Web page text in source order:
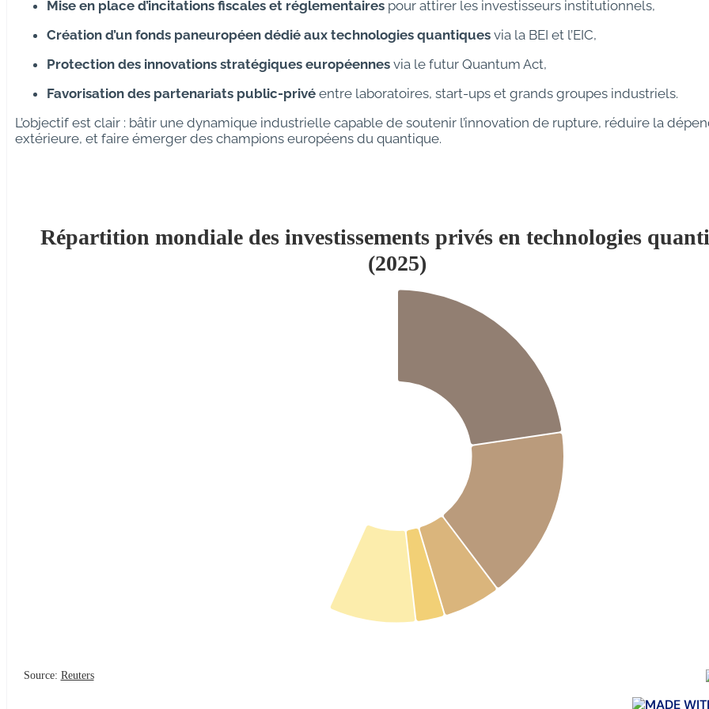
Mise en place d’incitations fiscales et réglementaires pour attirer les investisseurs institutionnels,
Création d’un fonds paneuropéen dédié aux technologies quantiques via la BEI et l’EIC,
Protection des innovations stratégiques européennes via le futur Quantum Act,
Favorisation des partenariats public-privé entre laboratoires, start-ups et grands groupes industriels.
L’objectif est clair : bâtir une dynamique industrielle capable de soutenir l’innovation de rupture, réduire la
extérieure, et faire émerger des champions européens du quantique.